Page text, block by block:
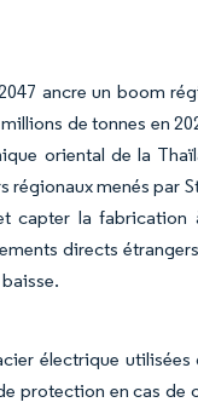
ancre un boom
de tonnes en
oriental de la
régionaux menés par
capter la fabrication
directs
électrique utilisées
protection en cas de